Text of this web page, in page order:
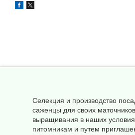
Селекция и производство
саженцы для своих
выращивания в наших
питомникам и путем